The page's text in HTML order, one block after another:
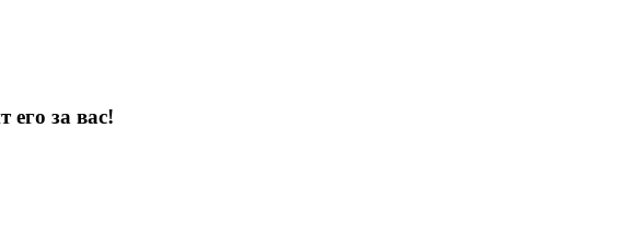
его за вас!